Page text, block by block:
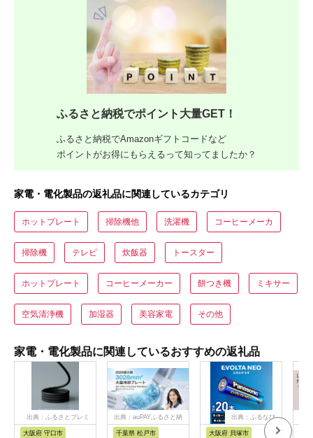
ふるさと納税でポイント大量GET！
ふるさと納税でAmazonギフトコードなど
ポイントがお得にもらえるって知ってましたか？
家電・電化製品の返礼品に関連しているカテゴリ
ホットプレート 掃除機他 洗濯機 コーヒーメーカ
掃除機 テレビ 炊飯器 トースター
ホットプレート コーヒーメーカー 餅つき機 ミキサー
空気清浄機 加湿器 美容家電 その他
家電・電化製品に関連しているおすすめの返礼品
出典：ふるさとプレミ
大阪府 守口市
出典：auPAYふるさと納
千葉県 松戸市
出典：ふるなび
大阪府 貝塚市